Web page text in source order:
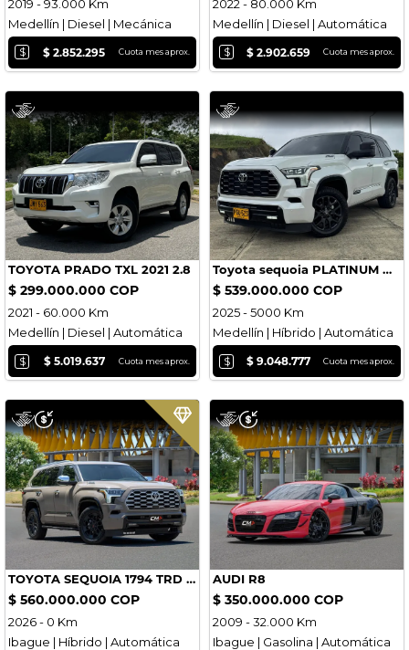
2019 - 93.000 Km
Medellín | Diesel | Mecánica
$ $ 2.852.295 Cuota mes aprox.
2022 - 80.000 Km
Medellín | Diesel | Automática
$ $ 2.902.659 Cuota mes aprox.
TOYOTA PRADO TXL 2021 2.8
$ 299.000.000 COP
2021 - 60.000 Km
Medellín | Diesel | Automática
$ $ 5.019.637 Cuota mes aprox.
Toyota sequoia PLATINUM HIBRIDA 2025
$ 539.000.000 COP
2025 - 5000 Km
Medellín | Híbrido | Automática
$ $ 9.048.777 Cuota mes aprox.
TOYOTA SEQUOIA 1794 TRD PRO
$ 560.000.000 COP
2026 - 0 Km
Ibague | Híbrido | Automática
AUDI R8
$ 350.000.000 COP
2009 - 32.000 Km
Ibague | Gasolina | Automática